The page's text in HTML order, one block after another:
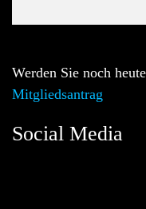
Werden Sie noch
Mitgliedsantrag
Social Media